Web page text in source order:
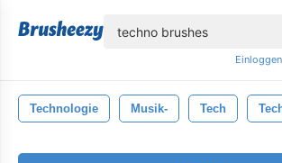
Einloggen
Technologie Musik- Tech